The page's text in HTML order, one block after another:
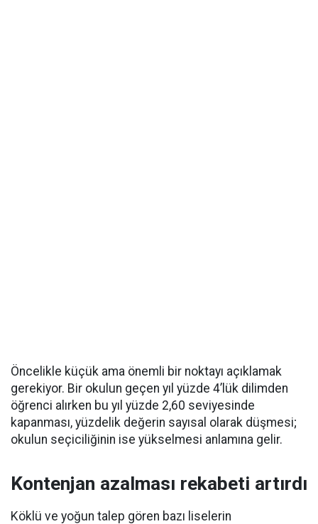
Öncelikle küçük ama önemli bir noktayı açıklamak
gerekiyor. Bir okulun geçen yıl yüzde 4’lük dilimden
öğrenci alırken bu yıl yüzde 2,60 seviyesinde
kapanması, yüzdelik değerin sayısal olarak düşmesi;
okulun seçiciliğinin ise yükselmesi anlamına gelir.
Kontenjan azalması rekabeti artırdı
Köklü ve yoğun talep gören bazı liselerin